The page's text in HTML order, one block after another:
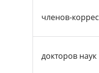
членов-
докторов наук